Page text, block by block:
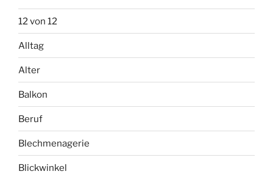
12 von 12
Alltag
Alter
Balkon
Beruf
Blechmenagerie
Blickwinkel